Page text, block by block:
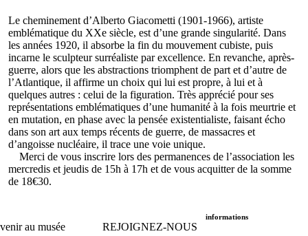
Le cheminement d’Alberto Giacometti (1901-1966), artiste
emblématique du XXe siècle, est d’une grande singularité. Dans
les années 1920, il absorbe la fin du mouvement cubiste, puis
incarne le sculpteur surréaliste par excellence. En revanche, après-
guerre, alors que les abstractions triomphent de part et d’autre de
l’Atlantique, il affirme un choix qui lui est propre, à lui et à
quelques autres : celui de la figuration. Très apprécié pour ses
représentations emblématiques d’une humanité à la fois meurtrie et
en mutation, en phase avec la pensée existentialiste, faisant écho
dans son art aux temps récents de guerre, de massacres et
d’angoisse nucléaire, il trace une voie unique.
Merci de vous inscrire lors des permanences de l’association les
mercredis et jeudis de 15h à 17h et de vous acquitter de la somme
de 18€30.
venir au musée REJOIGNEZ-NOUS
informations